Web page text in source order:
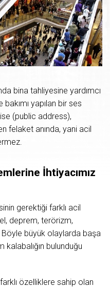
bina tahliyesine yardımcı
yapılan bir ses
(public address),
felaket anında, yani acil
İhtiyacımız
gerektiği farklı acil
deprem, terörizm,
büyük olaylarda başa
kalabalığın bulunduğu
özelliklere sahip olan